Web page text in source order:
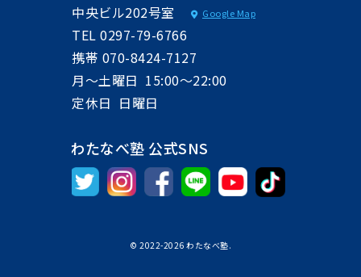
中央ビル202号室
Google Map
TEL 0297-79-6766
携帯 070-8424-7127
月〜土曜日 15:00～22:00
定休日 日曜日
わたなべ塾 公式SNS
© 2022-2026 わたなべ塾.